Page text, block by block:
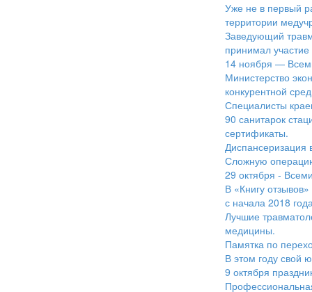
Уже не в первый
территории
Заведующий
принимал
14 ноября —
Министерство
конкурентной
Специалисты
90 санитарок
сертификаты.
Сложную
29 октября -
В «Книгу
с начала 2018
Лучшие
медицины.
Памятка по
В этом году свой
9 октября